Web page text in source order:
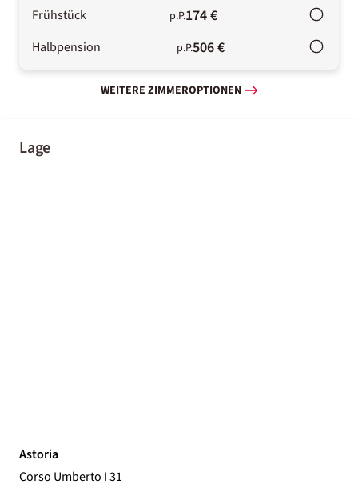
Frühstück p.P.174 €
Halbpension p.P.506 €
WEITERE ZIMMEROPTIONEN
Lage
Astoria
Corso Umberto I 31